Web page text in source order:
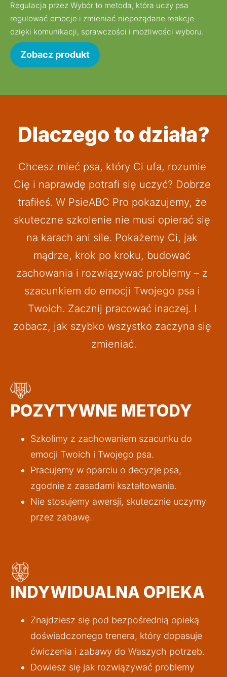
Regulacja przez Wybór to metoda, która uczy psa
regulować emocje i zmieniać niepożądane reakcje
dzięki komunikacji, sprawczości i możliwości wyboru.
Zobacz produkt
Dlaczego to działa?
Chcesz mieć psa, który Ci ufa, rozumie
Cię i naprawdę potrafi się uczyć? Dobrze
trafiłeś. W PsieABC Pro pokazujemy, że
skuteczne szkolenie nie musi opierać się
na karach ani sile. Pokażemy Ci, jak
mądrze, krok po kroku, budować
zachowania i rozwiązywać problemy – z
szacunkiem do emocji Twojego psa i
Twoich. Zacznij pracować inaczej. I
zobacz, jak szybko wszystko zaczyna się
zmieniać.
POZYTYWNE METODY
Szkolimy z zachowaniem szacunku do
emocji Twoich i Twojego psa.
Pracujemy w oparciu o decyzje psa,
zgodnie z zasadami kształtowania.
Nie stosujemy awersji, skutecznie uczymy
przez zabawę.
INDYWIDUALNA OPIEKA
Znajdziesz się pod bezpośrednią opieką
doświadczonego trenera, który dopasuje
ćwiczenia i zabawy do Waszych potrzeb.
Dowiesz się jak rozwiązywać problemy